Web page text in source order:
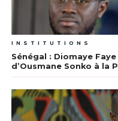
INSTITUTIONS
Sénégal : Diomaye
d’Ousmane Sonko à la